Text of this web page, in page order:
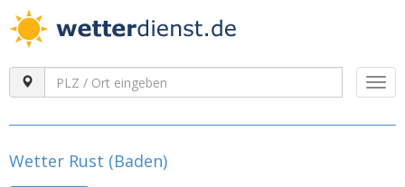
Wetter Rust (Baden)